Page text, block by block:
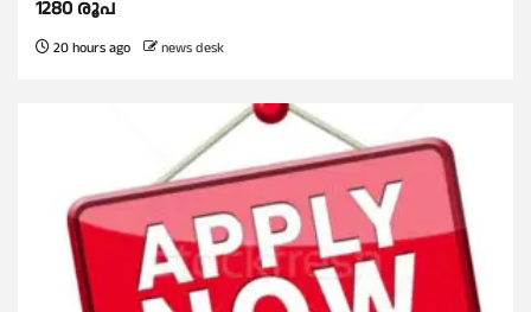
1280 രൂപ
20 hours ago news desk